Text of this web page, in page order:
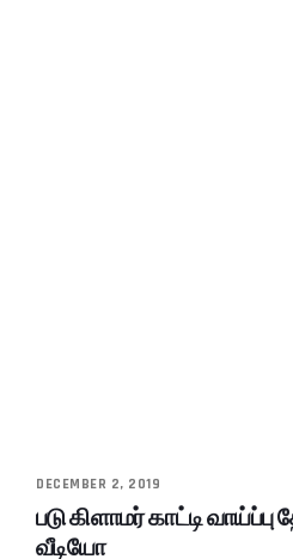
DECEMBER 2, 2019
படு கிளாமர் காட்டி
வீடியோ